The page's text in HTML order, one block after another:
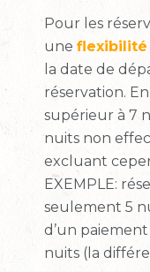
Pour les
une flexibilité
la date de
réservation.
supérieur à 7
nuits non
excluant
EXEMPLE:
seulement 5
d’un
nuits (la